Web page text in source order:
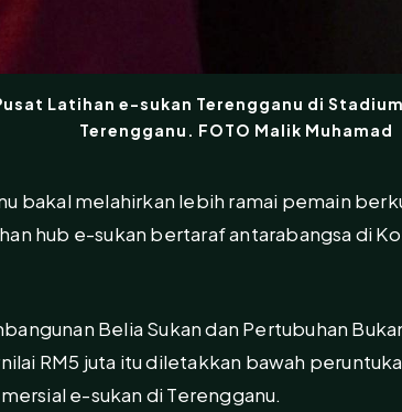
Latihan e-sukan Terengganu di
Terengganu. FOTO Malik Muhamad
bakal melahirkan lebih ramai pemain
hub e-sukan bertaraf antarabangsa di
Belia Sukan dan Pertubuhan
RM5 juta itu diletakkan bawah
e-sukan di Terengganu.